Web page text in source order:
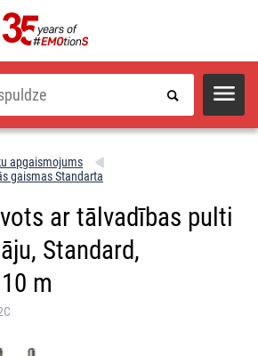
apgaismojums
gaismas Standarta
ar tālvadības pulti
Standard,
m